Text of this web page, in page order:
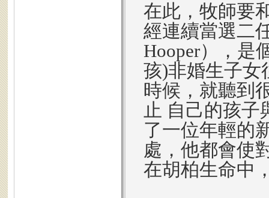
在此，牧師要
經連續當選二
Hooper），是
孩)非婚生子女
時候，就聽到
止 自己的孩子
了一位年輕的
處，他都會使
在胡柏生命中